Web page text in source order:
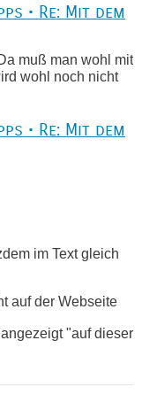
• Re: Mit dem
muß man wohl mit
wohl noch nicht
• Re: Mit dem
im Text gleich
auf der Webseite
"auf dieser